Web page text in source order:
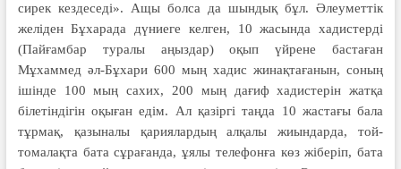
сирек кездеседі». Ащы болса да шындық бұл. Әлеуметтік
желіден Бұхарада дүниеге келген, 10 жасында хадистерді
(Пайғамбар туралы аңыздар) оқып үйрене бастаған
Мұхаммед әл-Бұхари 600 мың хадис жинақтағанын, соның
ішінде 100 мың сахих, 200 мың дағиф хадистерін жатқа
білетіндігін оқыған едім. Ал қазіргі таңда 10 жастағы бала
тұрмақ, қазыналы қариялардың алқалы жиындарда, той-
томалақта бата сұрағанда, ұялы телефонға көз жіберіп, бата